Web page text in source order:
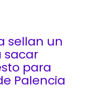
sellan un
sacar
para
Palencia